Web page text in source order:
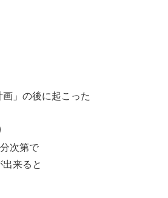
」の後に起こった
次第で
来ると